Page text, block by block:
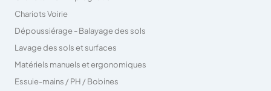
Chariots Voirie
Dépoussiérage - Balayage des sols
Lavage des sols et surfaces
Matériels manuels et ergonomiques
Essuie-mains / PH / Bobines